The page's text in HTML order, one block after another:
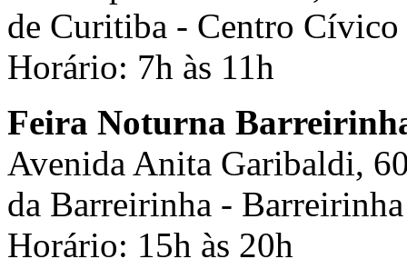
de Curitiba - Centro Cívico
Horário: 7h às 11h
Feira Noturna
Avenida Anita Garibaldi,
da Barreirinha - Barreirinha
Horário: 15h às 20h